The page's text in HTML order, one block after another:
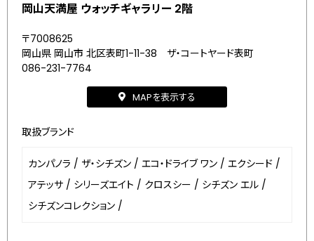
岡山天満屋 ウォッチギャラリー 2階
〒7008625
岡山県 岡山市 北区表町1-11-38 ザ・コートヤード表町
086-231-7764
MAPを表示する
取扱ブランド
カンパノラ / ザ・シチズン / エコ・ドライブ ワン / エクシード /
アテッサ / シリーズエイト / クロスシー / シチズン エル /
シチズンコレクション /